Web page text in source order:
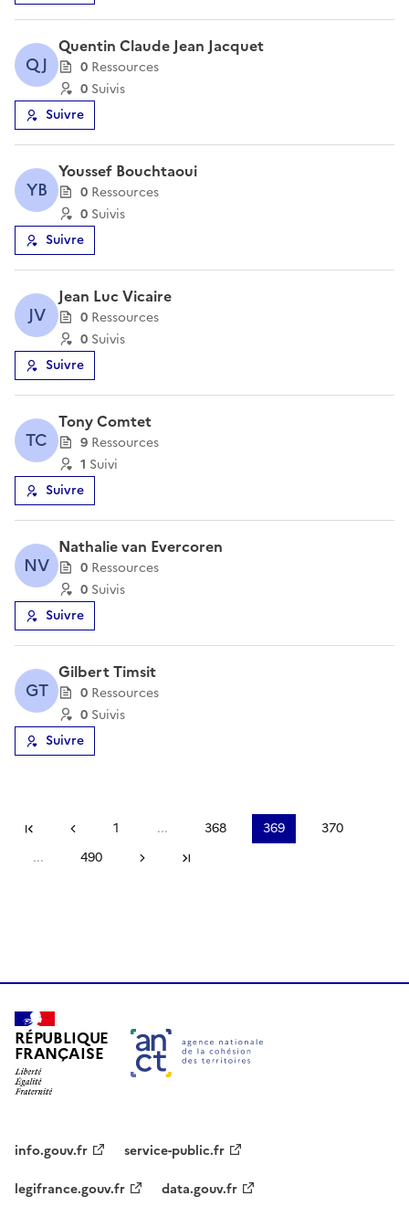
QJ
Quentin Claude Jean Jacquet
0 Ressources
0 Suivis
Suivre
YB
Youssef Bouchtaoui
0 Ressources
0 Suivis
Suivre
JV
Jean Luc Vicaire
0 Ressources
0 Suivis
Suivre
TC
Tony Comtet
9 Ressources
1 Suivi
Suivre
NV
Nathalie van Evercoren
0 Ressources
0 Suivis
Suivre
GT
Gilbert Timsit
0 Ressources
0 Suivis
Suivre
Première pagePage précédente
1 ... 368 369
370
...
490 Page suivante
RÉPUBLIQUE
FRANÇAISE
info.gouv.fr
service-public.fr
legifrance.gouv.fr
data.gouv.fr